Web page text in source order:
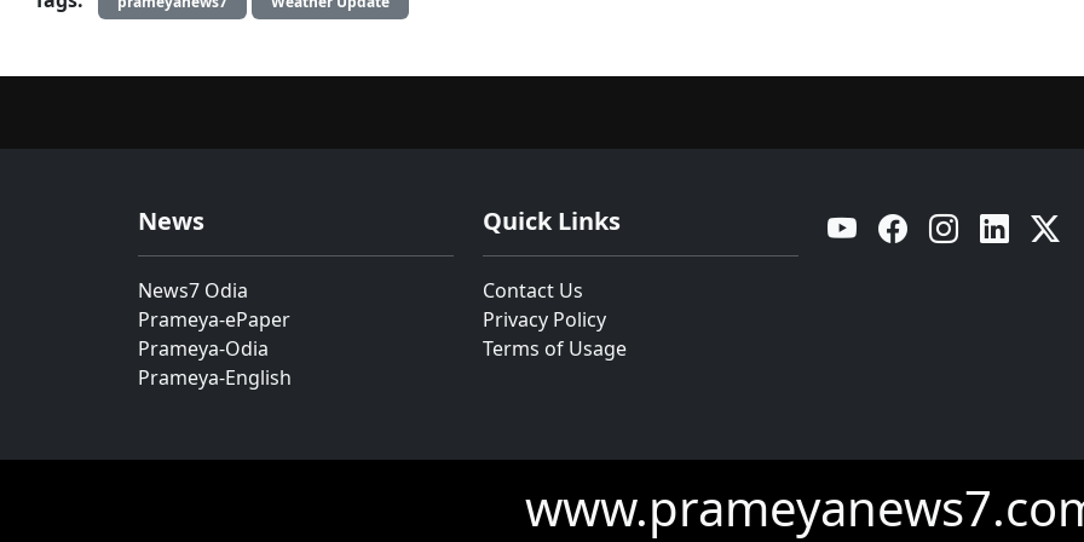
News
News7 Odia
Prameya-ePaper
Prameya-Odia
Prameya-English
Quick Links
Contact Us
Privacy Policy
Terms of Usage
YouTube Facebook Instagram